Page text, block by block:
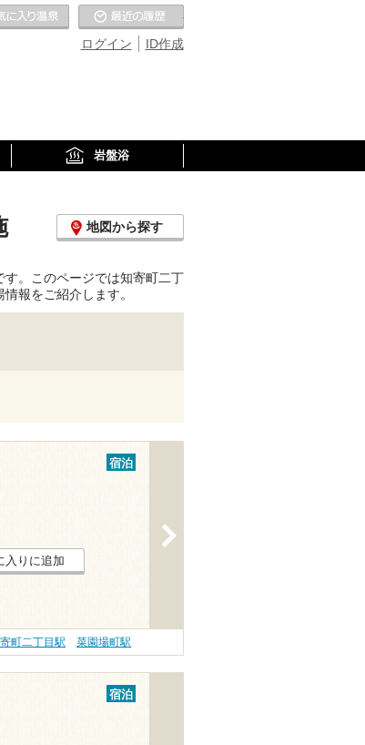
ID作成
ログイン
お気に入りの温泉
岩盤浴
地図から探す
。このページでは知寄町二丁
報をご紹介します。
宿泊
入りに追加
町二丁目駅 菜園場町駅
宿泊